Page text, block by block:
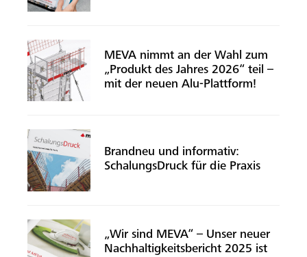
MEVA nimmt an der Wahl zum
„Produkt des Jahres 2026“ teil –
mit der neuen Alu-Plattform!
Brandneu und informativ:
SchalungsDruck für die Praxis
„Wir sind MEVA“ – Unser neuer
Nachhaltigkeitsbericht 2025 ist